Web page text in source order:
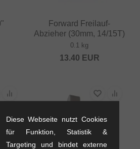
Forward Freilauf-
Abzieher (30mm, 14/15T)
0.1 kg
13.40 EUR
Diese Webseite nutzt Cookies
für Funktion, Statistik &
Targeting und bindet externe